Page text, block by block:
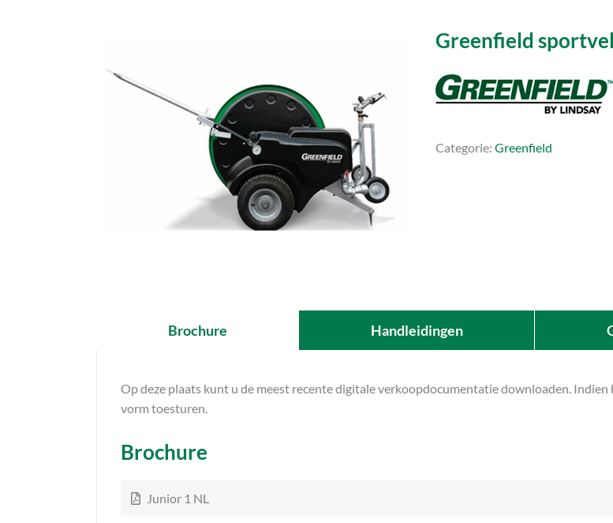
Greenfield
Categorie: Greenfield
Brochure Handleidingen
Op deze plaats kunt u de meest recente digitale verkoopdocumentatie downloaden.
vorm toesturen.
Brochure
Junior 1 NL